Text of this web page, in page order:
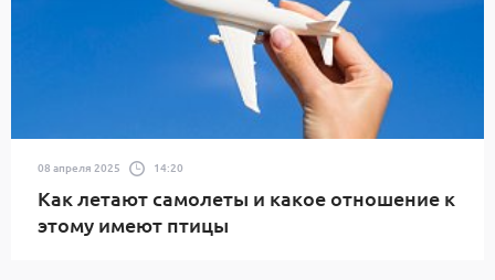
08 апреля 2025 14:20
Как летают самолеты и какое отношение к
этому имеют птицы